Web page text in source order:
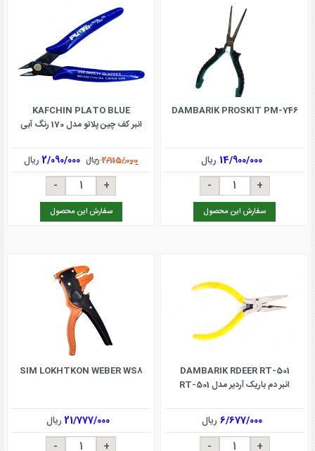
DAMBARIK PROSKIT PM-746
14/900/000 ریال
سفارش این محصول
KAFCHIN PLATO BLUE
انبر کف چین پلاتو مدل 170 رنگ آبی
2/115/000ریال 2/090/000ریال
سفارش این محصول
DAMBARIK RDEER RT-501
انبر دم باریک آردیر مدل RT-501
6/677/000 ریال
SIM LOKHTKON WEBER WS8
21/777/000ریال